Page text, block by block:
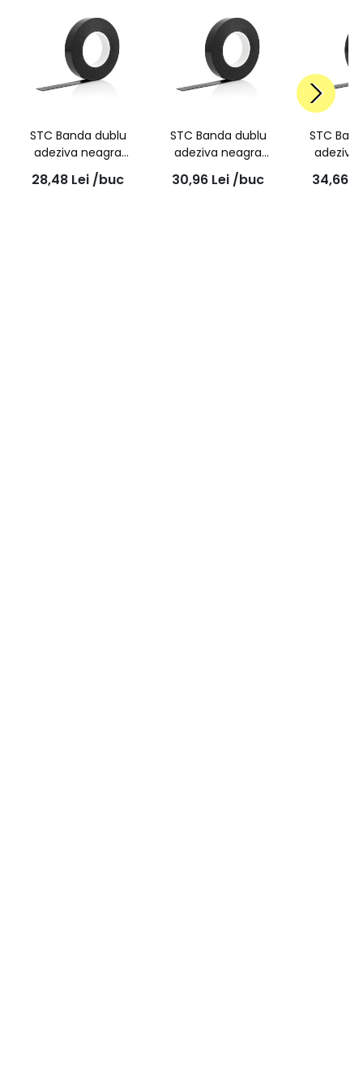
STC Banda dublu
adeziva neagra
6mmx10m
28,48 Lei /buc
STC Banda dublu
adeziva neagra
9mmx10m
30,96 Lei /buc
STC
adeziva
34,66